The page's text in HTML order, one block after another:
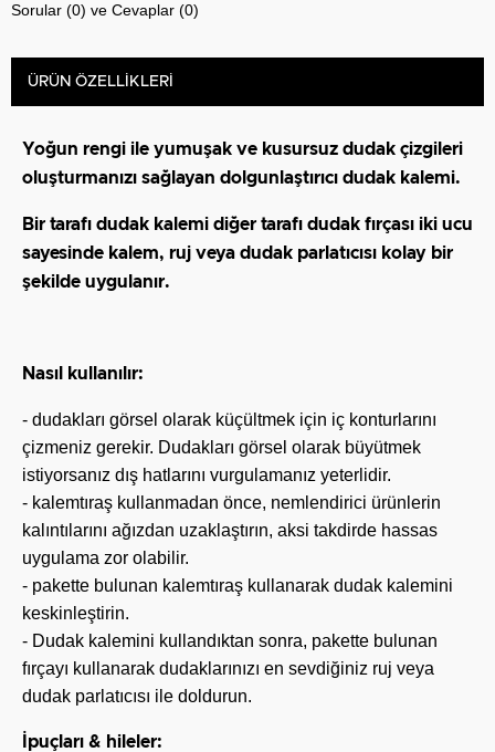
Sorular (0) ve Cevaplar (0)
ÜRÜN ÖZELLIKLERI
Yoğun rengi ile yumuşak ve kusursuz dudak çizgileri
oluşturmanızı sağlayan dolgunlaştırıcı dudak kalemi.
Bir tarafı dudak kalemi diğer tarafı dudak fırçası iki ucu
sayesinde kalem, ruj veya dudak parlatıcısı kolay bir
şekilde uygulanır.
Nasıl kullanılır:
- dudakları görsel olarak küçültmek için iç konturlarını
çizmeniz gerekir. Dudakları görsel olarak büyütmek
istiyorsanız dış hatlarını vurgulamanız yeterlidir.
- kalemtıraş kullanmadan önce, nemlendirici ürünlerin
kalıntılarını ağızdan uzaklaştırın, aksi takdirde hassas
uygulama zor olabilir.
- pakette bulunan kalemtıraş kullanarak dudak kalemini
keskinleştirin.
- Dudak kalemini kullandıktan sonra, pakette bulunan
fırçayı kullanarak dudaklarınızı en sevdiğiniz ruj veya
dudak parlatıcısı ile doldurun.
İpuçları & hileler: